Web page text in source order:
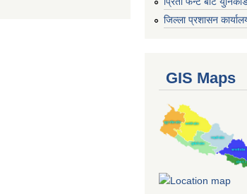
जिल्ला प्रशासन
GIS Maps